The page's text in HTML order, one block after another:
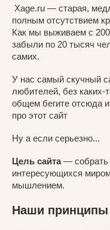
Xage.ru — старая,
полным отсутствием
Как мы выживаем с
забыли по 20 тысяч
самих.
У нас самый скучный
любителей, без
общем бегите отсюда и
про этот сайт
Ну а если серьезно...
Цель сайта— собрать
интересующихся
мышлением.
Наши принципы